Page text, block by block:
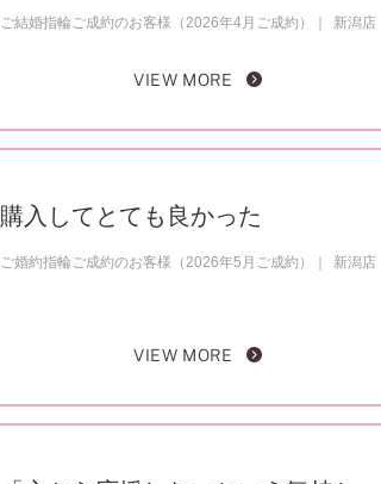
ご結婚指輪ご成約のお客様（2026年4月ご成約） 新潟店
VIEW MORE
購入してとても良かった
ご婚約指輪ご成約のお客様（2026年5月ご成約） 新潟店
VIEW MORE